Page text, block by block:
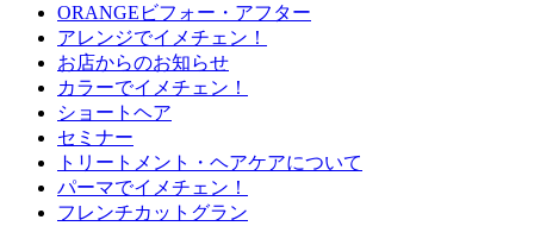
ORANGEビフォー・アフター
アレンジでイメチェン！
お店からのお知らせ
カラーでイメチェン！
ショートヘア
セミナー
トリートメント・ヘアケアについて
パーマでイメチェン！
フレンチカットグラン